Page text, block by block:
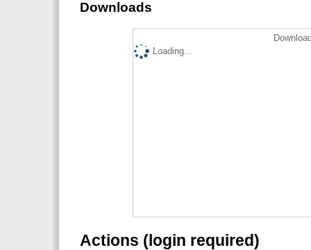
Downloads
Loading...
Actions (login required)